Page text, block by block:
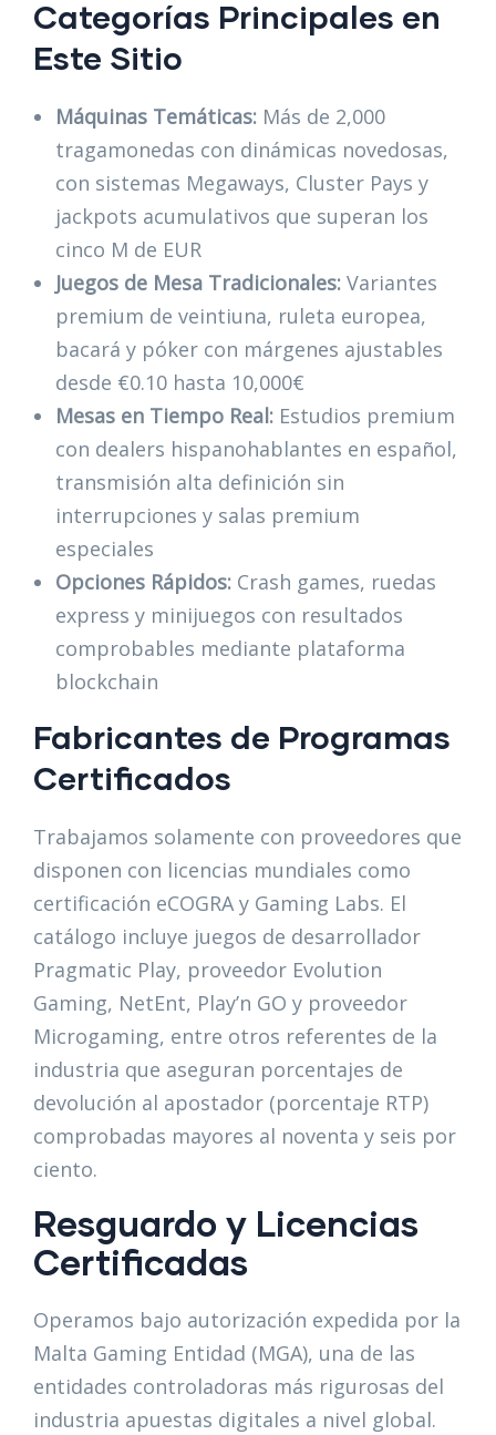
Categorías Principales en
Este Sitio
Máquinas Temáticas: Más de 2,000
tragamonedas con dinámicas novedosas,
con sistemas Megaways, Cluster Pays y
jackpots acumulativos que superan los
cinco M de EUR
Juegos de Mesa Tradicionales: Variantes
premium de veintiuna, ruleta europea,
bacará y póker con márgenes ajustables
desde €0.10 hasta 10,000€
Mesas en Tiempo Real: Estudios premium
con dealers hispanohablantes en español,
transmisión alta definición sin
interrupciones y salas premium
especiales
Opciones Rápidos: Crash games, ruedas
express y minijuegos con resultados
comprobables mediante plataforma
blockchain
Fabricantes de Programas
Certificados
Trabajamos solamente con proveedores que
disponen con licencias mundiales como
certificación eCOGRA y Gaming Labs. El
catálogo incluye juegos de desarrollador
Pragmatic Play, proveedor Evolution
Gaming, NetEnt, Play’n GO y proveedor
Microgaming, entre otros referentes de la
industria que aseguran porcentajes de
devolución al apostador (porcentaje RTP)
comprobadas mayores al noventa y seis por
ciento.
Resguardo y Licencias
Certificadas
Operamos bajo autorización expedida por la
Malta Gaming Entidad (MGA), una de las
entidades controladoras más rigurosas del
industria apuestas digitales a nivel global.